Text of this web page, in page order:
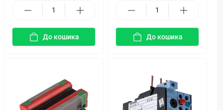
До кошика До кошика